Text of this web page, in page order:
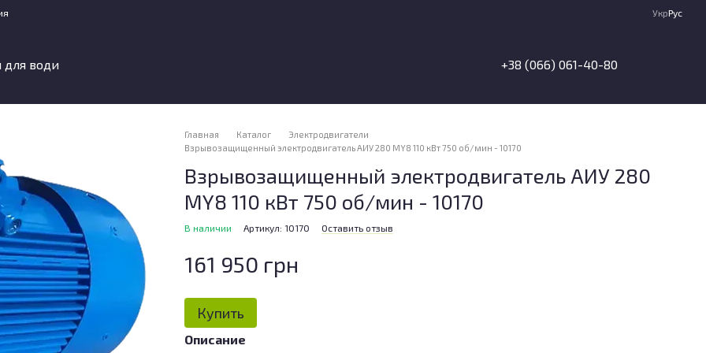
УкрРус
для води +38 (066) 061-40-80
Главная Каталог
Электродвигатели
Взрывозащищенный электродвигатель АИУ 280 МY8 110 кВт 750 об/мин - 10170
Взрывозащищенный электродвигатель АИУ 280
МY8 110 кВт 750 об/мин - 10170
В наличии Артикул: 10170 Оставить отзыв
161 950 грн
Купить
Описание